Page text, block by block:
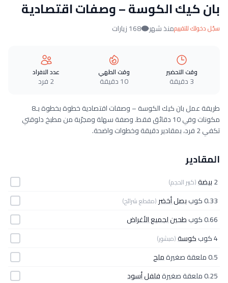
بان كيك الكوسة – وصفات اقتصادية
سجّل دخولك للتقييممنذ شهر 168 زيارات
وقت التحضير
3 دقيقة
وقت الطهي
10 دقيقة
عدد الافراد
2 فرد
طريقة عمل بان كيك الكوسة – وصفات اقتصادية خطوة بخطوة بـ8
مكونات وفي 10 دقائق فقط. وصفة سهلة ومجرّبة من مطبخ دلوقتي
تكفي 2 فرد، بمقادير دقيقة وخطوات واضحة.
المقادير
2بيضة(كبير الحجم)
0.33 كوب بصل أخضر (مقطع شرائح)
0.66 كوب
طحين لجميع الأغراض
4 كوب
كوسة(مبشور)
0.5 ملعقة صغيرة
ملح
0.25 ملعقة صغيرة
فلفل أسود